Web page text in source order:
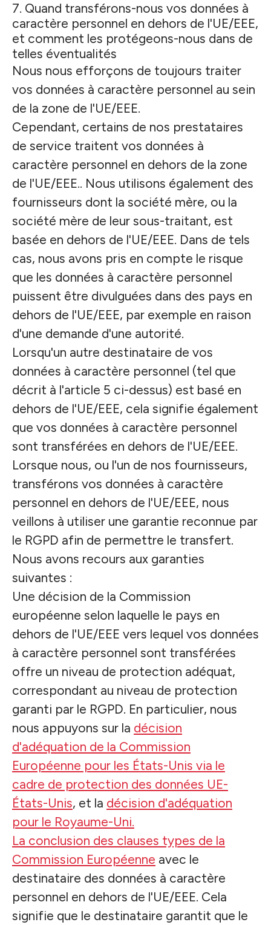
7. Quand transférons-nous vos données à
caractère personnel en dehors de l'UE/EEE,
et comment les protégeons-nous dans de
telles éventualités
Nous nous efforçons de toujours traiter
vos données à caractère personnel au sein
de la zone de l'UE/EEE.
Cependant, certains de nos prestataires
de service traitent vos données à
caractère personnel en dehors de la zone
de l'UE/EEE.. Nous utilisons également des
fournisseurs dont la société mère, ou la
société mère de leur sous-traitant, est
basée en dehors de l'UE/EEE. Dans de tels
cas, nous avons pris en compte le risque
que les données à caractère personnel
puissent être divulguées dans des pays en
dehors de l'UE/EEE, par exemple en raison
d'une demande d'une autorité.
Lorsqu'un autre destinataire de vos
données à caractère personnel (tel que
décrit à l'article 5 ci-dessus) est basé en
dehors de l'UE/EEE, cela signifie également
que vos données à caractère personnel
sont transférées en dehors de l'UE/EEE.
Lorsque nous, ou l'un de nos fournisseurs,
transférons vos données à caractère
personnel en dehors de l'UE/EEE, nous
veillons à utiliser une garantie reconnue par
le RGPD afin de permettre le transfert.
Nous avons recours aux garanties
suivantes :
Une décision de la Commission
européenne selon laquelle le pays en
dehors de l'UE/EEE vers lequel vos données
à caractère personnel sont transférées
offre un niveau de protection adéquat,
correspondant au niveau de protection
garanti par le RGPD. En particulier, nous
nous appuyons sur la décision
d'adéquation de la Commission
Européenne pour les États-Unis via le
cadre de protection des données UE-
États-Unis, et la décision d'adéquation
pour le Royaume-Uni.
La conclusion des clauses types de la
Commission Européenne avec le
destinataire des données à caractère
personnel en dehors de l'UE/EEE. Cela
signifie que le destinataire garantit que le